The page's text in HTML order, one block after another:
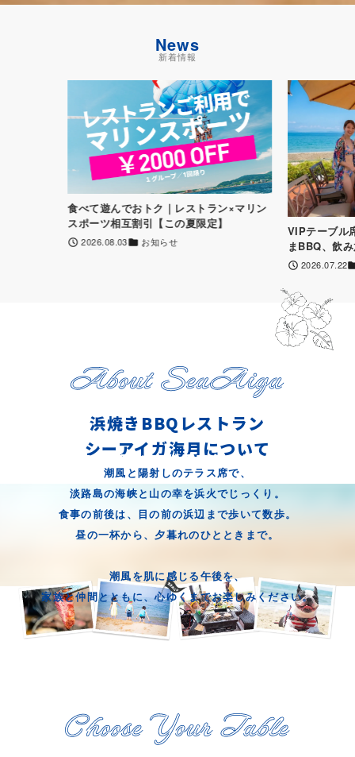
News
新着情報
食べて遊んでおトク｜レストラン×マリン
スポーツ相互割引【この夏限定】
2026.08.03 お知らせ
VIPテーブル
まBBQ、飲
2026.07.22
浜焼きBBQレストラン
シーアイガ海月について
紀淡海峡が一面に広がるロケーション
テラス・室内合わせて150席以上
手ぶらで楽しむ浜焼きBBQ
潮風と陽射しのテラス席で、
淡路島の海峡と山の幸を浜火でじっくり。
食事の前後は、目の前の浜辺まで歩いて数歩。
昼の一杯から、夕暮れのひとときまで。
潮風を肌に感じる午後を、
家族と仲間とともに、心ゆくまでお楽しみください。